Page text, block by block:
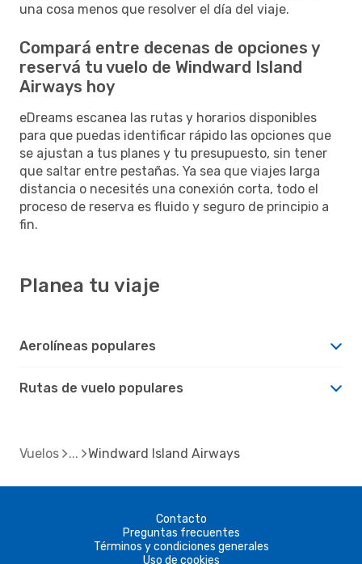
una cosa menos que resolver el día del viaje.
Compará entre decenas de opciones y
reservá tu vuelo de Windward Island
Airways hoy
eDreams escanea las rutas y horarios disponibles
para que puedas identificar rápido las opciones que
se ajustan a tus planes y tu presupuesto, sin tener
que saltar entre pestañas. Ya sea que viajes larga
distancia o necesités una conexión corta, todo el
proceso de reserva es fluido y seguro de principio a
fin.
Planea tu viaje
Aerolíneas populares
Rutas de vuelo populares
Vuelos Windward Island Airways
Contacto
Preguntas frecuentes
Términos y condiciones generales
Uso de cookies